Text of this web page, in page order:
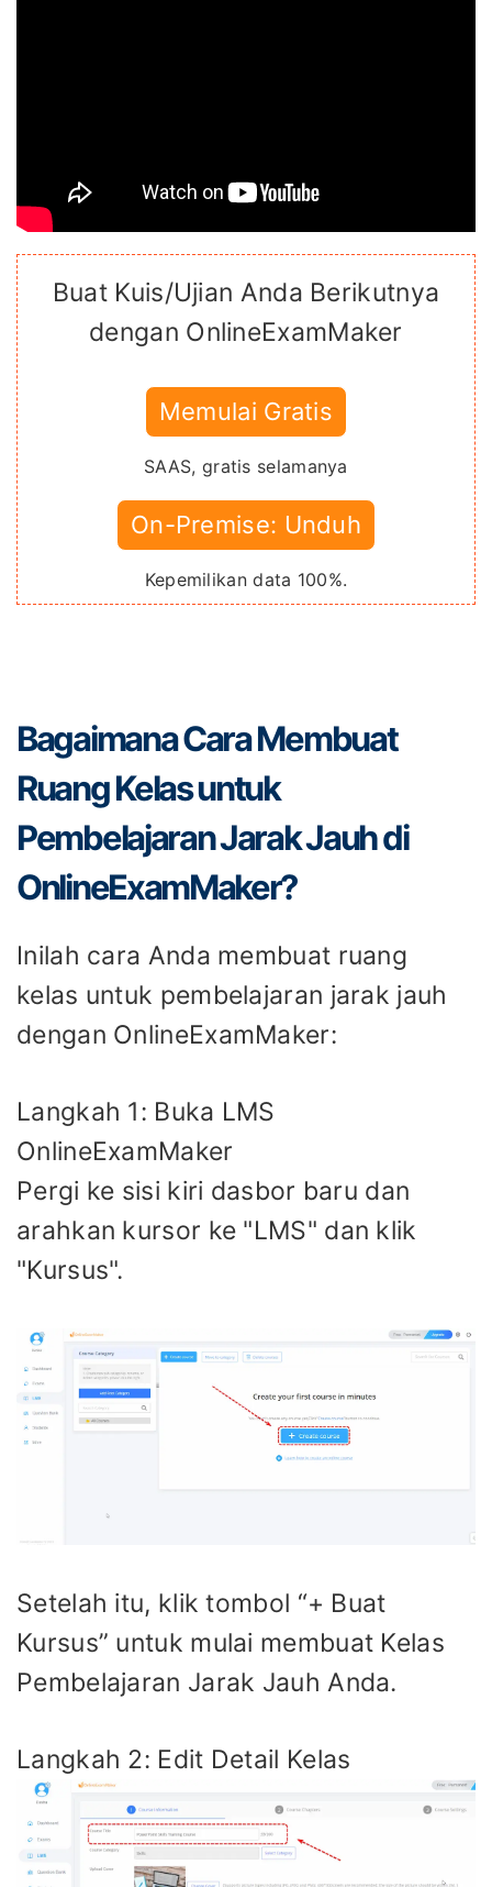
Buat Kuis/Ujian Anda Berikutnya
dengan OnlineExamMaker
Memulai Gratis
SAAS, gratis selamanya
On-Premise: Unduh
Kepemilikan data 100%.
Bagaimana Cara Membuat
Ruang Kelas untuk
Pembelajaran Jarak Jauh di
OnlineExamMaker?
Inilah cara Anda membuat ruang
kelas untuk pembelajaran jarak jauh
dengan OnlineExamMaker:
Langkah 1: Buka LMS
OnlineExamMaker
Pergi ke sisi kiri dasbor baru dan
arahkan kursor ke "LMS" dan klik
"Kursus".
Setelah itu, klik tombol “+ Buat
Kursus” untuk mulai membuat Kelas
Pembelajaran Jarak Jauh Anda.
Langkah 2: Edit Detail Kelas